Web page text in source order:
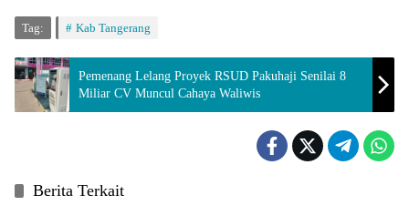
Tag: Kab Tangerang
Pemenang Lelang Proyek RSUD Pakuhaji Senilai 8
Miliar CV Muncul Cahaya Waliwis
Berita Terkait